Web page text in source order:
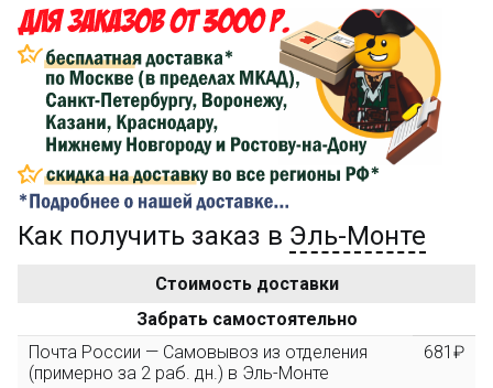
затрат на доставку
Сделайте заказ на сумму не менее 3 000₽, оплатите
его на карту Сбербанка и получите 150₽ на
компенсацию доставки.
...на следующий заказ
Золотая скидка
персональная
10%
3000 рублей, Вы получите постоянную скидку на все
повторные заказы - 10%
Как получить заказ в Эль-Монте
Стоимость доставки
Забрать самостоятельно
Почта России — Самовывоз из отделения
(примерно за 2 раб. дн.) в Эль-Монте
681₽